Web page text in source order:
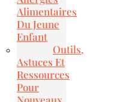
Alimentaires
Du Jeune
Enfant
Outils,
Astuces Et
Ressources
Pour